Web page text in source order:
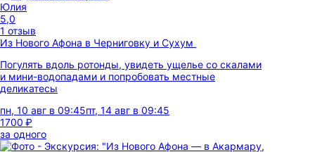
Юлия
5,0
1 отзыв
Из Нового Афона в Черниговку и Сухум
Погулять вдоль ротонды, увидеть ущелье со скалами
и мини-водопадами и попробовать местные
деликатесы
пн, 10 авг в 09:45пт, 14 авг в 09:45
1700 ₽
за одного